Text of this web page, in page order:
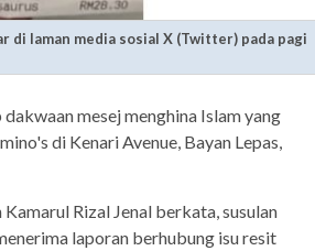
laman media sosial X (Twitter) pada pagi
mesej menghina Islam yang
di Kenari Avenue, Bayan Lepas,
Rizal Jenal berkata, susulan
laporan berhubung isu resit